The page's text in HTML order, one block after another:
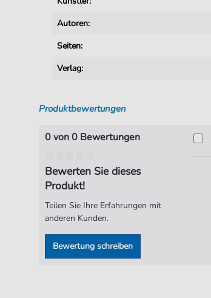
Autoren:
Seiten:
Verlag:
Produktbewertungen
0 von 0 Bewertungen
Bewerten Sie dieses
Produkt!
Teilen Sie Ihre Erfahrungen mit
anderen Kunden.
Bewertung schreiben